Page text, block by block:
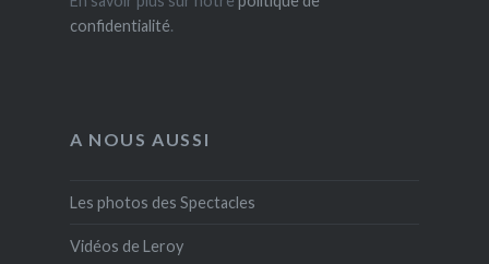
confidentialité.
A NOUS AUSSI
Les photos des Spectacles
Vidéos de Leroy